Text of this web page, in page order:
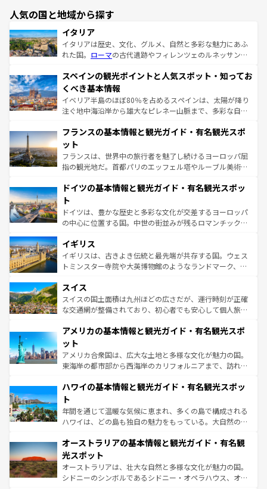
人気の国と地域から探す
イタリア
イタリアは歴史、文化、グルメ、自然と多彩な魅力にあふ
れた国。 ローマの古代遺跡やフィレンツェのルネッサンス
ろん、トスカーナの美しい田園風景やアマルフィ海岸の絶
景など、自然景観も見逃せない。観光の合間には、本場の
ピザやパスタなど、絶品のイタリア料理を堪能することも
できる。朝目覚めてから夜眠るまで、すべての瞬間を楽し
なお、新着のイタリア情報はコンテンツ一覧を参照してほ
しい。
スペインの観光ポイントと人気スポット・知ってお
くべき基本情報
イベリア半島のほぼ80％を占めるスペインは、太陽が降り
注ぐ地中海沿岸から雄大なピレネー山脈まで、多彩な自然
文化が根付くこの国では、情熱的なフラメンコ、熱気あふ
れる闘牛、そして美味しいタパスが生活の一部となってい
る。首都マドリードの洗練された雰囲気や、バルセロナの
アートに溢れた街角から、地方では古代ローマ遺跡や中世
せる。地方によって風土や気候が異なるスペインはその個
ンテンツ一覧 を参照してほしい。
フランスの基本情報と観光ガイド・有名観光スポ
ット
フランスは、世界中の旅行者を魅了し続けるヨーロッパ屈
指の観光地だ。首都パリのエッフェル塔やルーブル美術館
で、幅広い魅力が詰まっている。華麗な宮殿、歴史的な大
聖堂、美しいビーチ、そして豊かな自然が、訪れる者を心
から魅了する。また、フランスは美食の国としても知ら
れ、フランス料理はユネスコ無形文化遺産にも登録されて
香り高いラベンダー畑など、多彩な楽しみ方が可能だ。さ
らに、パリ以外の地域にも魅力が溢れており、どの街角に
も豊かな歴史と文化が息づいている。パリ以外の個性あふ
を参照してほしい。
ドイツの基本情報と観光ガイド・有名観光スポッ
ト
ドイツは、豊かな歴史と多彩な文化が交差するヨーロッパ
の中心に位置する国。中世の街並みが残るロマンチック街
顔を持つこの国は、どこを歩いても飽きることがない。ベ
ルリンの文化的活気、バイエルン州のアルプスの絶景、そ
してライン川沿いのワイン畑といった風景は必見。ビール
は、お酒好きな人にはぜひ体験してほしい。 なお、新着の
ドイツ情報はコンテンツ一覧を参照してほしい。
イギリス
イギリスは、古きよき伝統と最先端が共存する国。ウェス
トミンスター寺院や大英博物館のようなランドマーク、歴
リアごとに異なる魅力がある。また、優雅なアフタヌーン
ティー、ビール好きにはたまらない英国パブ、サッカー観
戦など、本場だからこそできる体験も豊富。イギリスを旅
ンツ一覧を参照してほしい。
スイス
スイスの国土面積は九州ほどの広さだが、運行時刻が正確
な交通網が整備されており、初心者でも安心して個人旅行
の建物がそのまま残る町や、スイスならではのユニークな
博物館もあり、アルプス観光だけでなく町歩きも満喫する
ことができる。国民の所得が高いため物価も高いが、旅行
者向けの交通パス提供のサービスもあり、うまく活用すれ
着のスイス情報はコンテンツ一覧を参照してほしい。
アメリカの基本情報と観光ガイド・有名観光スポ
ット
アメリカ合衆国は、広大な土地と多様な文化が魅力の国。
東海岸の都市部から西海岸のカリフォルニアまで、訪れる
のような巨大都市は、観光、ショッピング、エンターテイ
ンメントが詰まった刺激的なスポットだ。一方、アメリカ
西部には大自然が広がり、グランドキャニオンやイエロー
ストーン国立公園といった絶景が堪能できる。さらに、南
文化が魅力。旅行者はアメリカの各地域で異なる魅力を楽
しみながら、その多様性と豊かな歴史を感じることができ
るだろう。車でのロードトリップや列車の旅も、アメリカ
ならではの贅沢な旅のスタイルだ。 なお、新着のアメリカ
情報は コンテンツ一覧 を参照してほしい。
ハワイの基本情報と観光ガイド・有名観光スポッ
ト
年間を通じて温暖な気候に恵まれ、多くの島で構成される
ハワイは、どの島も独自の魅力をもっている。大自然の神
ワイ島は見逃せない。また、定番の観光地といえばオアフ
島だが、静かな自然を求めるならマウイ島やカウアイ島が
おすすめ。エメラルドグリーンに輝く海をはじめ、豊かな
文化や歴史が息づいている。「アロハスピリット」と呼ば
オーストラリアの基本情報と観光ガイド・有名観
光スポット
オーストラリアは、壮大な自然と多様な文化が魅力の国。
シドニーのシンボルであるシドニー・オペラハウス、オー